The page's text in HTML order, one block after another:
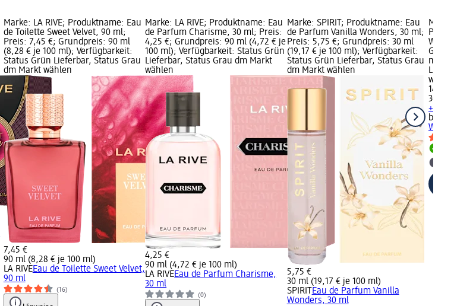
Marke: LA RIVE; Produktname: Eau
de Toilette Sweet Velvet, 90 ml;
Preis: 7,45 €; Grundpreis: 90 ml
(8,28 € je 100 ml); Verfügbarkeit:
Status Grün Lieferbar, Status Grau
dm Markt wählen
7,45 €
90 ml (8,28 € je 100 ml)
LA RIVEEau de Toilette Sweet Velvet,
90 ml
(16)
Marke: LA RIVE; Produktname: Eau
de Parfum Charisme, 30 ml; Preis:
4,25 €; Grundpreis: 90 ml (4,72 € je
100 ml); Verfügbarkeit: Status Grün
Lieferbar, Status Grau dm Markt
wählen
4,25 €
90 ml (4,72 € je 100 ml)
LA RIVEEau de Parfum Charisme,
30 ml
(0)
Marke: SPIRIT; Produktname: Eau
de Parfum Vanilla Wonders, 30 ml;
Preis: 5,75 €; Grundpreis: 30 ml
(19,17 € je 100 ml); Verfügbarkeit:
Status Grün Lieferbar, Status Grau
dm Markt wählen
5,75 €
30 ml (19,17 € je 100 ml)
SPIRIT Eau de Parfum Vanilla
Wonders, 30 ml
Marke:
Woman,
ml);
Lieferbar,
wählen
14,95 €
30 ml
+ 1 weitere
bruno
Woman, 30